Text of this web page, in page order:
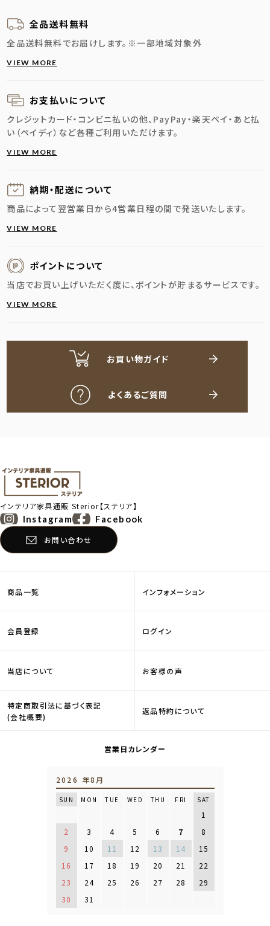
全品送料無料
全品送料無料でお届けします。 ※一部地域対象外
VIEW MORE
お支払いについて
クレジットカード・コンビニ払いの他、PayPay・楽天ペイ・あと払
い（ペイディ）など各種ご利用いただけます。
VIEW MORE
納期・配送に ついて
商品によって翌営業日から4営業日程の間で発送いたします。
VIEW MORE
ポイントについて
当店でお買い上げいただく度に、ポイントが貯まるサービスです。
VIEW MORE
お買い物ガイド
よくあるご質問
インテリア家具通販Sterior【ステリア】
Instagram Facebook
お問い合わせ
商品一覧 インフォメーション
会員登録 ログイン
当店について お客様の声
特定商取引法に基づく表記
(会社概要)
返品特約について
営業日カレンダー
2026 年8月
SUN MON TUE WED THU FRI SAT
1
2
3 4 5 6 7
8
9
10 11 12 13 14
15
16
17 18 19 20 21
22
23
24 25 26 27 28
29
30
31